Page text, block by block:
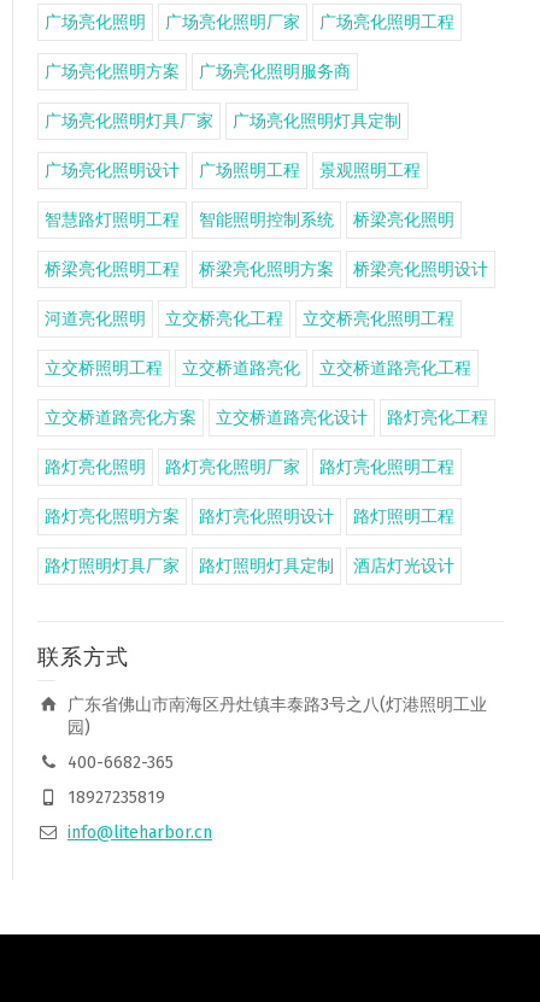
广场亮化照明 广场亮化照明厂家 广场亮化照明工程
广场亮化照明方案 广场亮化照明服务商
广场亮化照明灯具厂家 广场亮化照明灯具定制
广场亮化照明设计 广场照明工程 景观照明工程
智慧路灯照明工程 智能照明控制系统 桥梁亮化照明
桥梁亮化照明工程 桥梁亮化照明方案 桥梁亮化照明设计
河道亮化照明 立交桥亮化工程 立交桥亮化照明工程
立交桥照明工程 立交桥道路亮化 立交桥道路亮化工程
立交桥道路亮化方案 立交桥道路亮化设计 路灯亮化工程
路灯亮化照明 路灯亮化照明厂家 路灯亮化照明工程
路灯亮化照明方案 路灯亮化照明设计 路灯照明工程
路灯照明灯具厂家 路灯照明灯具定制 酒店灯光设计
联系方式
广东省佛山市南海区丹灶镇丰泰路3号之八(灯港照明工业
园)
400-6682-365
18927235819
info@liteharbor.cn